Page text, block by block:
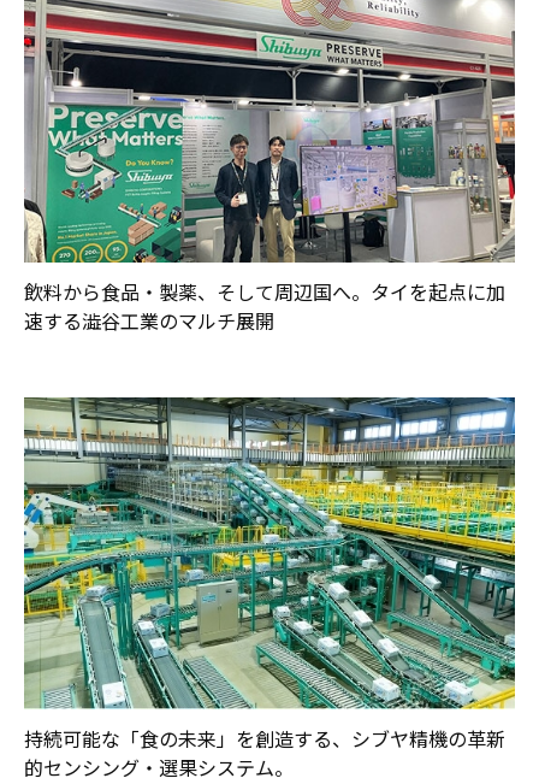
飲料から食品・製薬、そして周辺国へ。タイを起点に加
速する澁谷工業のマルチ展開
持続可能な「食の未来」を創造する、シブヤ精機の革新
的センシング・選果システム。